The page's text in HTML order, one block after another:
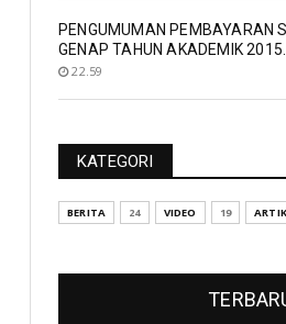
PENGUMUMAN PEMBAYARAN
GENAP TAHUN AKADEMIK 2015...
22.59
KATEGORI
BERITA 24 VIDEO 19